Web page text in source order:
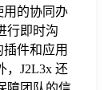
用的协同办
行即时沟
件和应用
，J2L3x 还